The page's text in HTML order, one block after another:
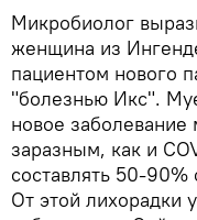
Микробиолог
женщина из
пациентом нового
"болезнью Икс".
новое
заразным, как и
составлять 50-90%
От этой лихорадки